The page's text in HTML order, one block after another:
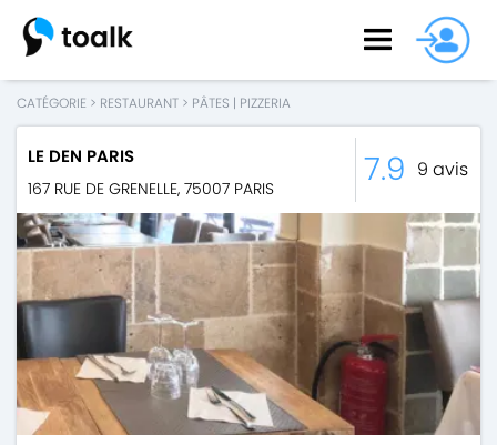
CATÉGORIE > RESTAURANT > PÂTES | PIZZERIA
LE DEN PARIS
167 RUE DE GRENELLE, 75007 PARIS 7.9 9 avis